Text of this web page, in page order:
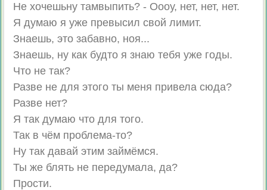
Не хочешьну тамвыпить? - Оооу, нет, нет, нет.
Я думаю я уже превысил свой лимит.
Знаешь, это забавно, ноя...
Знаешь, ну как будто я знаю тебя уже годы.
Что не так?
Разве не для этого ты меня привела сюда?
Разве нет?
Я так думаю что для того.
Так в чём проблема-то?
Ну так давай этим займёмся.
Ты же блять не передумала, да?
Прости.